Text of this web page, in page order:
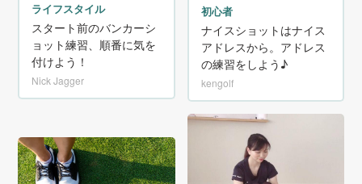
ライフスタイル
スタート前のバンカーシ
ョット練習、順番に気を
付けよう！
Nick Jagger
初心者
ナイスショットはナイス
アドレスから。アドレス
の練習をしよう♪
kengolf